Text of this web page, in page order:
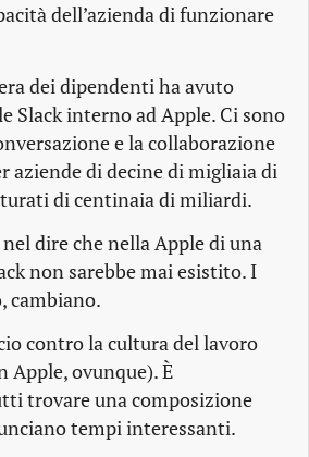
dell’azienda di funzionare
dei dipendenti ha avuto
Slack interno ad Apple. Ci sono
e la collaborazione
aziende di decine di migliaia di
di centinaia di miliardi.
dire che nella Apple di una
non sarebbe mai esistito. I
cambiano.
contro la cultura del lavoro
ovunque). È
trovare una composizione
tempi interessanti.